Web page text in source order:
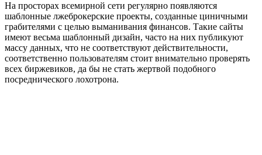
На просторах всемирной сети регулярно появляются
шаблонные лжеброкерские проекты, созданные циничными
грабителями с целью выманивания финансов. Такие сайты
имеют весьма шаблонный дизайн, часто на них публикуют
массу данных, что не соответствуют действительности,
соответственно пользователям стоит внимательно проверять
всех биржевиков, да бы не стать жертвой подобного
посреднического лохотрона.